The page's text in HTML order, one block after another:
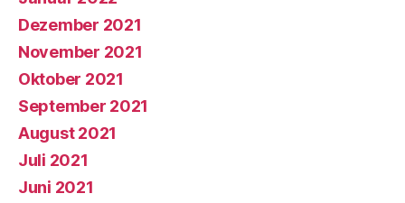
Dezember 2021
November 2021
Oktober 2021
September 2021
August 2021
Juli 2021
Juni 2021